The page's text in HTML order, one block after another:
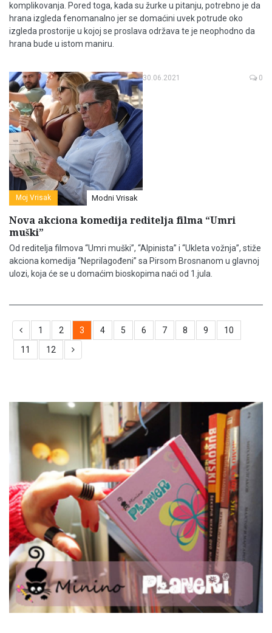
komplikovanja. Pored toga, kada su žurke u pitanju, potrebno je da
hrana izgleda fenomanalno jer se domaćini uvek potrude oko
izgleda prostorije u kojoj se proslava održava te je neophodno da
hrana bude u istom maniru.
Moj Vrisak Modni Vrisak
30.06.2021 0
Nova akciona komedija reditelja filma “Umri
muški”
Od reditelja filmova “Umri muški”, “Alpinista” i “Ukleta vožnja”, stiže
akciona komedija “Neprilagođeni” sa Pirsom Brosnanom u glavnoj
ulozi, koja će se u domaćim bioskopima naći od 1.jula.
1 2 3 4 5 6 7 8 9
10
11
12